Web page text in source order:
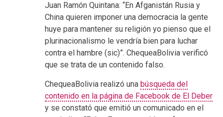
Juan Ramón Quintana: “En Afganistán Rusia y
China quieren imponer una democracia la gente
huye para mantener su religión yo pienso que el
plurinacionalismo le vendría bien para luchar
contra el hambre (sic)”. ChequeaBolivia verificó
que se trata de un contenido falso.
ChequeaBolivia realizó una búsqueda del
contenido en la página de Facebook de El Deber
y se constató que emitió un comunicado en el